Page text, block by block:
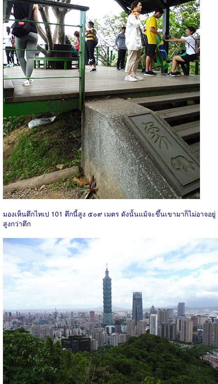
มองเห็นตึกไทเป 101 ตึกนี้สูง ๕๐๙ เมตร ดังนั้นแม้จะขึ้นเขามาก็ไม่อาจอยู่
สูงกว่าตึก